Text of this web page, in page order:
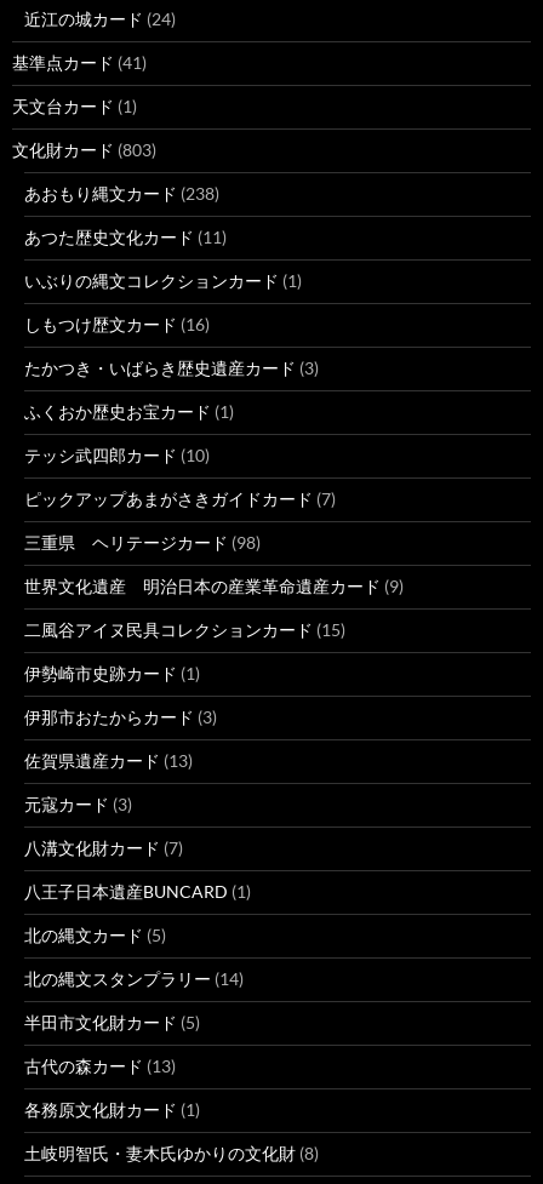
近江の城カード (24)
基準点カード (41)
天文台カード (1)
文化財カード (803)
あおもり縄文カード (238)
あつた歴史文化カード (11)
いぶりの縄文コレクションカード (1)
しもつけ歴文カード (16)
たかつき・いばらき歴史遺産カード (3)
ふくおか歴史お宝カード (1)
テッシ武四郎カード (10)
ピックアップあまがさきガイドカード (7)
三重県 ヘリテージカード (98)
世界文化遺産 明治日本の産業革命遺産カード (9)
二風谷アイヌ民具コレクションカード (15)
伊勢崎市史跡カード (1)
伊那市おたからカード (3)
佐賀県遺産カード (13)
元寇カード (3)
八溝文化財カード (7)
八王子日本遺産BUNCARD (1)
北の縄文カード (5)
北の縄文スタンプラリー (14)
半田市文化財カード (5)
古代の森カード (13)
各務原文化財カード (1)
土岐明智氏・妻木氏ゆかりの文化財 (8)